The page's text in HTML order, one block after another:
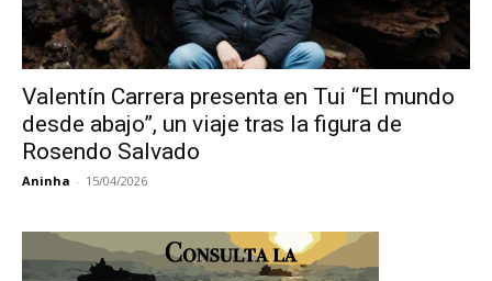
Valentín Carrera presenta en Tui “El mundo
desde abajo”, un viaje tras la figura de
Rosendo Salvado
Aninha - 15/04/2026